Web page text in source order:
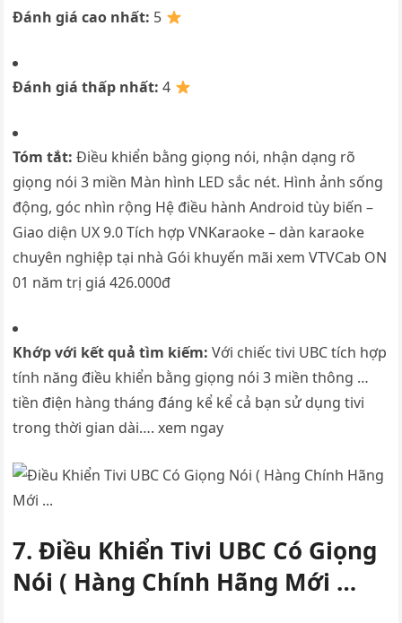
Đánh giá cao nhất: 5
Đánh giá thấp nhất:4
Tóm tắt:Điều khiển bằng giọng nói, nhận dạng rõ
giọng nói 3 miền Màn hình LED sắc nét. Hình ảnh sống
động, góc nhìn rộng Hệ điều hành Android tùy biến –
Giao diện UX 9.0 Tích hợp VNKaraoke – dàn karaoke
chuyên nghiệp tại nhà Gói khuyến mãi xem VTVCab ON
01 năm trị giá 426.000đ
Khớp với kết quả tìm kiếm:Với chiếc tivi UBC tích hợp
tính năng điều khiển bằng giọng nói 3 miền thông …
tiền điện hàng tháng đáng kể kể cả bạn sử dụng tivi
trong thời gian dài…. xem ngay
7. Điều Khiển Tivi UBC Có Giọng
Nói ( Hàng Chính Hãng Mới …